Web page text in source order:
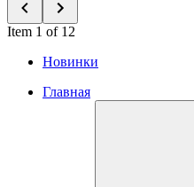
Item 1 of 12
Новинки
Главная